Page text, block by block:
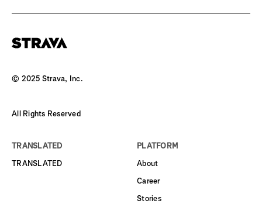
© 2025 Strava, Inc.
All Rights Reserved
TRANSLATED
TRANSLATED
PLATFORM
About
Career
Stories